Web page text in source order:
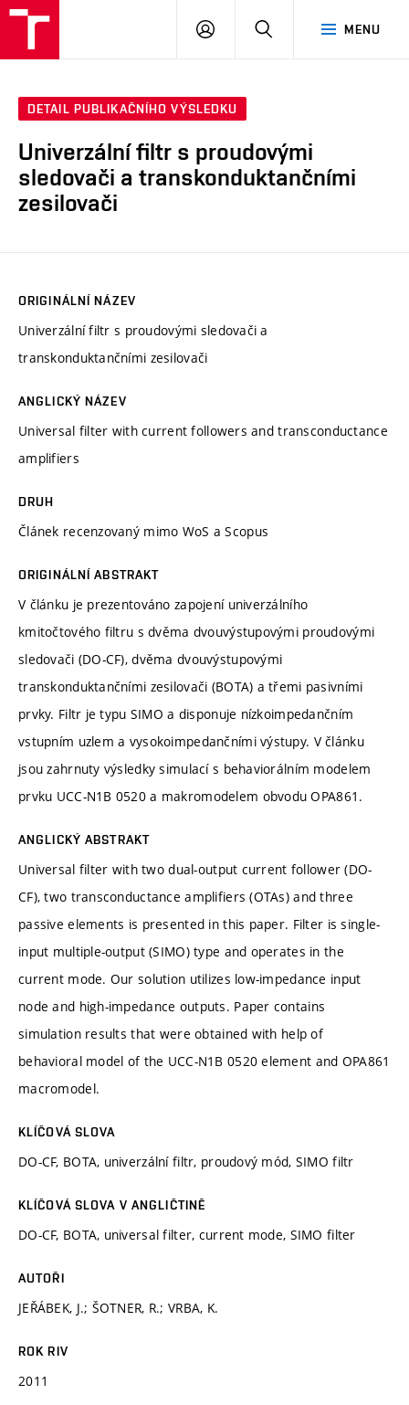
MENU
PŘIHLÁSIT
DETAIL PUBLIKAČNÍHO VÝSLEDKU
Univerzální filtr s proudovými
sledovači a transkonduktančními
zesilovači
ORIGINÁLNÍ NÁZEV
Univerzální filtr s proudovými sledovači a
transkonduktančními zesilovači
ANGLICKÝ NÁZEV
Universal filter with current followers and transconductance
amplifiers
DRUH
Článek recenzovaný mimo WoS a Scopus
ORIGINÁLNÍ ABSTRAKT
V článku je prezentováno zapojení univerzálního
kmitočtového filtru s dvěma dvouvýstupovými proudovými
sledovači (DO-CF), dvěma dvouvýstupovými
transkonduktančními zesilovači (BOTA) a třemi pasivními
prvky. Filtr je typu SIMO a disponuje nízkoimpedančním
vstupním uzlem a vysokoimpedančními výstupy. V článku
jsou zahrnuty výsledky simulací s behaviorálním modelem
prvku UCC-N1B 0520 a makromodelem obvodu OPA861.
ANGLICKÝ ABSTRAKT
Universal filter with two dual-output current follower (DO-
CF), two transconductance amplifiers (OTAs) and three
passive elements is presented in this paper. Filter is single-
input multiple-output (SIMO) type and operates in the
current mode. Our solution utilizes low-impedance input
node and high-impedance outputs. Paper contains
simulation results that were obtained with help of
behavioral model of the UCC-N1B 0520 element and OPA861
macromodel.
KLÍČOVÁ SLOVA
DO-CF, BOTA, univerzální filtr, proudový mód, SIMO filtr
KLÍČOVÁ SLOVA V ANGLIČTINĚ
DO-CF, BOTA, universal filter, current mode, SIMO filter
AUTOŘI
JEŘÁBEK, J.; ŠOTNER, R.; VRBA, K.
ROK RIV
2011